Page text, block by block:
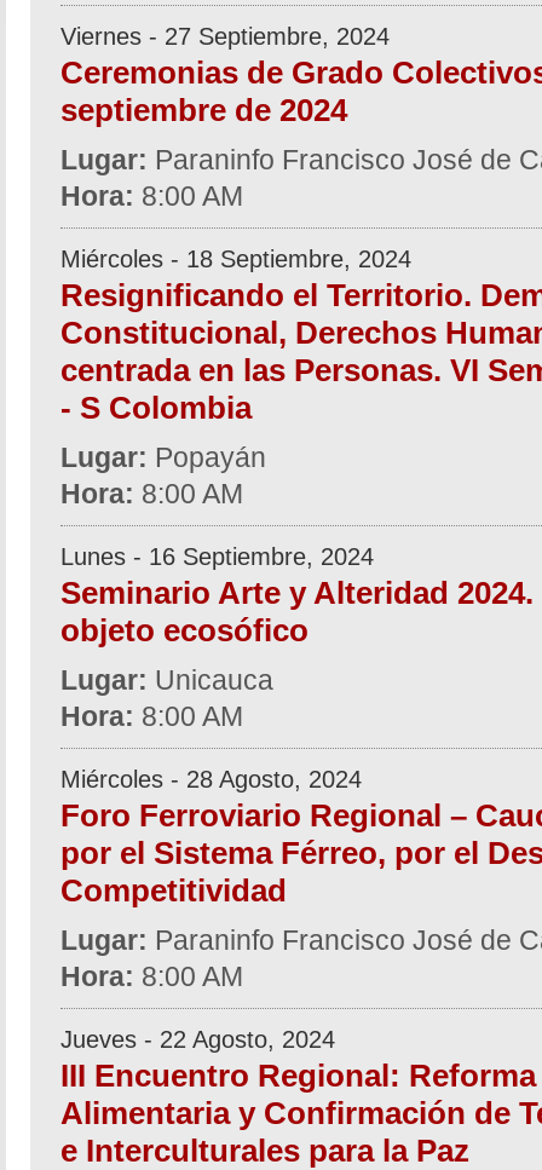
Viernes - 27 Septiembre, 2024
Ceremonias de Grado
septiembre de 2024
Lugar: Paraninfo Francisco José de
Hora: 8:00 AM
Miércoles - 18 Septiembre, 2024
Resignificando el Territorio.
Constitucional, Derechos
centrada en las Personas. VI
- S Colombia
Lugar: Popayán
Hora: 8:00 AM
Lunes - 16 Septiembre, 2024
Seminario Arte y Alteridad
objeto ecosófico
Lugar: Unicauca
Hora: 8:00 AM
Miércoles - 28 Agosto, 2024
Foro Ferroviario Regional –
por el Sistema Férreo, por el
Competitividad
Lugar: Paraninfo Francisco José de
Hora: 8:00 AM
Jueves - 22 Agosto, 2024
III Encuentro Regional:
Alimentaria y Confirmación de
e Interculturales para la Paz